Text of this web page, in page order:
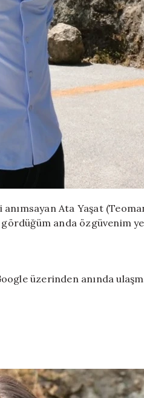
Ata Yaşat
anda özgüvenim
üzerinden anında